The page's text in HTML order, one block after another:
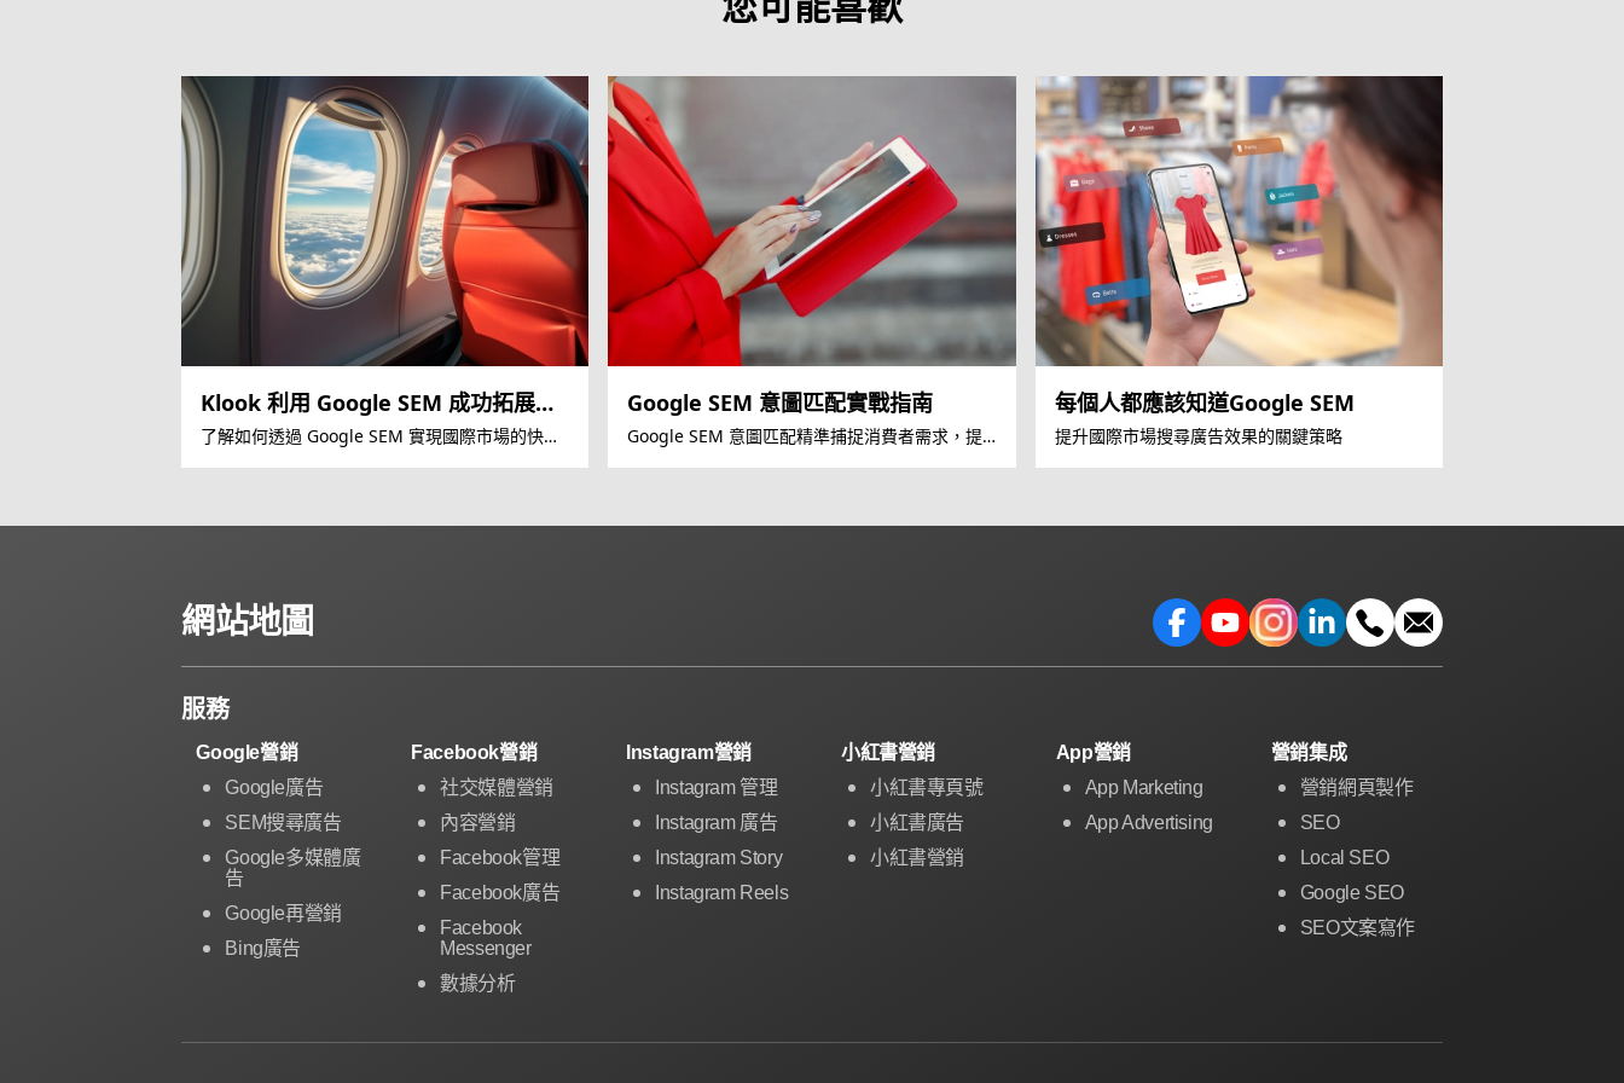
Klook 利用 Google SEM 成功拓展全
球市場
了解如何透過 Google SEM 實現國際市場的快速
Google SEM 意圖匹配實戰指南
Google SEM 意圖匹配精準捕捉消費者需求，提
每個人都應該知道Google SEM
提升國際市場搜尋廣告效果的關鍵策略
網站地圖
服務
Google營銷
Google廣告
SEM搜尋廣告
Google多媒體廣
告
Google再營銷
Bing廣告
Facebook營銷
社交媒體營銷
內容營銷
Facebook管理
Facebook廣告
Facebook
Messenger
數據分析
Instagram營銷
Instagram 管理
Instagram 廣告
Instagram Story
Instagram Reels
小紅書營銷
小紅書專頁號
小紅書廣告
小紅書營銷
App營銷
App Marketing
App Advertising
營銷集成
營銷網頁製作
SEO
Local SEO
Google SEO
SEO文案寫作